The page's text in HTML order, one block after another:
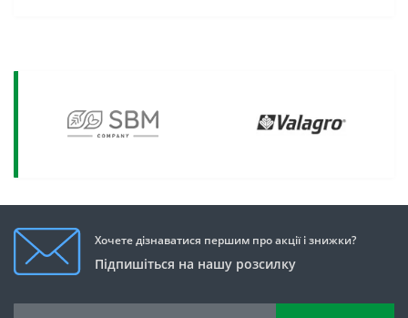
Хочете дізнаватися першим про акції і знижки?
Підпишіться на нашу розсилку